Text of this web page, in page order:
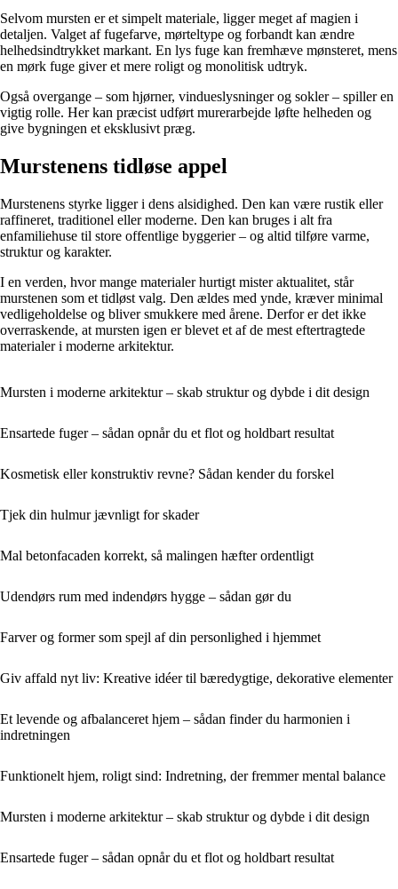
Selvom mursten er et simpelt materiale, ligger meget af magien i
detaljen. Valget af fugefarve, mørteltype og forbandt kan ændre
helhedsindtrykket markant. En lys fuge kan fremhæve mønsteret, mens
en mørk fuge giver et mere roligt og monolitisk udtryk.
Også overgange – som hjørner, vindueslysninger og sokler – spiller en
vigtig rolle. Her kan præcist udført murerarbejde løfte helheden og
give bygningen et eksklusivt præg.
Murstenens tidløse appel
Murstenens styrke ligger i dens alsidighed. Den kan være rustik eller
raffineret, traditionel eller moderne. Den kan bruges i alt fra
enfamiliehuse til store offentlige byggerier – og altid tilføre varme,
struktur og karakter.
I en verden, hvor mange materialer hurtigt mister aktualitet, står
murstenen som et tidløst valg. Den ældes med ynde, kræver minimal
vedligeholdelse og bliver smukkere med årene. Derfor er det ikke
overraskende, at mursten igen er blevet et af de mest eftertragtede
materialer i moderne arkitektur.
Mursten i moderne arkitektur – skab struktur og dybde i dit design
Ensartede fuger – sådan opnår du et flot og holdbart resultat
Kosmetisk eller konstruktiv revne? Sådan kender du forskel
Tjek din hulmur jævnligt for skader
Mal betonfacaden korrekt, så malingen hæfter ordentligt
Udendørs rum med indendørs hygge – sådan gør du
Farver og former som spejl af din personlighed i hjemmet
Giv affald nyt liv: Kreative idéer til bæredygtige, dekorative elementer
Et levende og afbalanceret hjem – sådan finder du harmonien i
indretningen
Funktionelt hjem, roligt sind: Indretning, der fremmer mental balance
Mursten i moderne arkitektur – skab struktur og dybde i dit design
Ensartede fuger – sådan opnår du et flot og holdbart resultat